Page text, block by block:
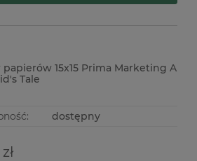
papierów 15x15 Prima Marketing A
Tale
dostępny